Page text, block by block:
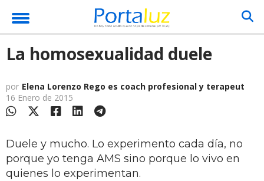
La homosexualidad duele
por Elena Lorenzo Rego es coach profesional y terapeut
16 Enero de 2015
Duele y mucho. Lo experimento cada día, no
porque yo tenga AMS sino porque lo vivo en
quienes lo experimentan.